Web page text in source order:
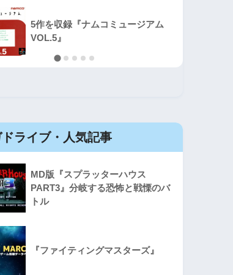
5作を収録『ナムコミュージアム
VOL.5』
ドライブ・人気記事
MD版『スプラッターハウス
PART3』分岐する恐怖と戦慄のバ
トル
『ファイティングマスターズ』